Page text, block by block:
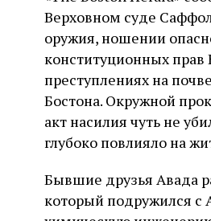
Верховном суде
оружия, ношении
конституционных
преступлениях на
Бостона. Окружной
акт насилия чуть не
глубоко повлияло на
Бывшие друзья Авада
который подружился с